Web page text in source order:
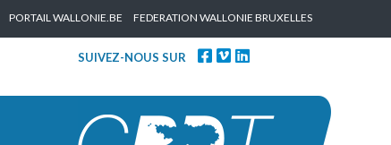
PORTAIL WALLONIE.BE FEDERATION WALLONIE BRUXELLES
SUIVEZ-NOUS SUR